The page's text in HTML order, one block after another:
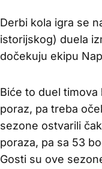
Derbi kola igra se
istorijskog) duela
dočekuju ekipu
Biće to duel
poraz, pa treba
sezone ostvarili
poraza, pa sa 53
Gosti su ove